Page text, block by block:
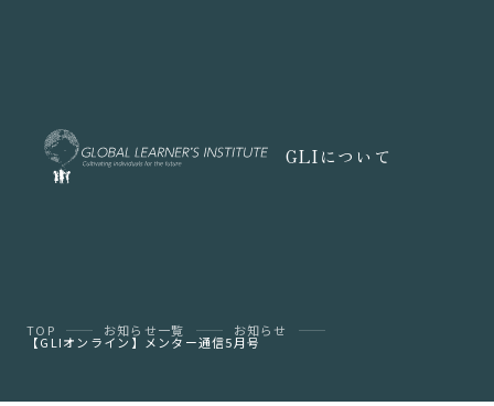
GLIについて
TOP お知らせ一覧 お知らせ
【GLIオンライン】メンター通信5月号